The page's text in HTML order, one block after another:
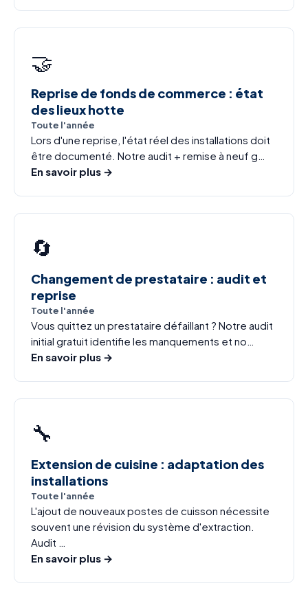
🤝
Reprise de fonds de commerce : état
des lieux hotte
Toute l'année
Lors d'une reprise, l'état réel des installations doit
être documenté. Notre audit + remise à neuf g…
En savoir plus →
🔄
Changement de prestataire : audit et
reprise
Toute l'année
Vous quittez un prestataire défaillant ? Notre audit
initial gratuit identifie les manquements et no…
En savoir plus →
🔧
Extension de cuisine : adaptation des
installations
Toute l'année
L'ajout de nouveaux postes de cuisson nécessite
souvent une révision du système d'extraction.
Audit …
En savoir plus →